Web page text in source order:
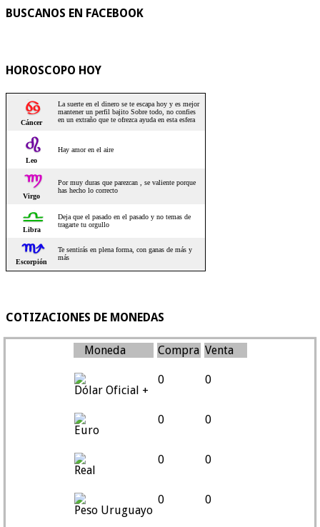
BUSCANOS EN FACEBOOK
HOROSCOPO HOY
COTIZACIONES DE MONEDAS
Moneda Compra Venta
Dólar Oficial +
0 0
Euro
0 0
Real
0 0
Peso Uruguayo
0 0